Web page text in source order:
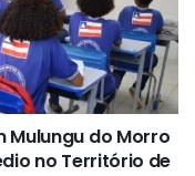
do Morro
no Território de